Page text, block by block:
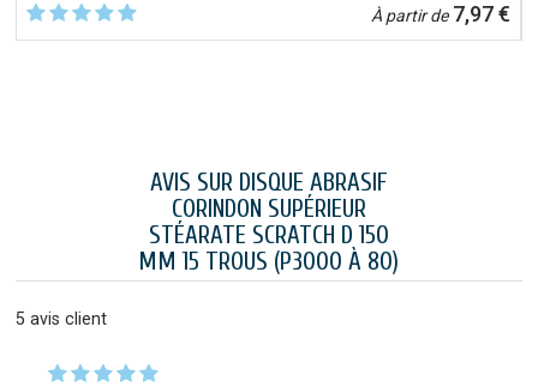
À partir de7,97 €
AVIS SUR DISQUE ABRASIF
CORINDON SUPÉRIEUR
STÉARATE SCRATCH D 150
MM 15 TROUS (P3000 À 80)
5 avis client